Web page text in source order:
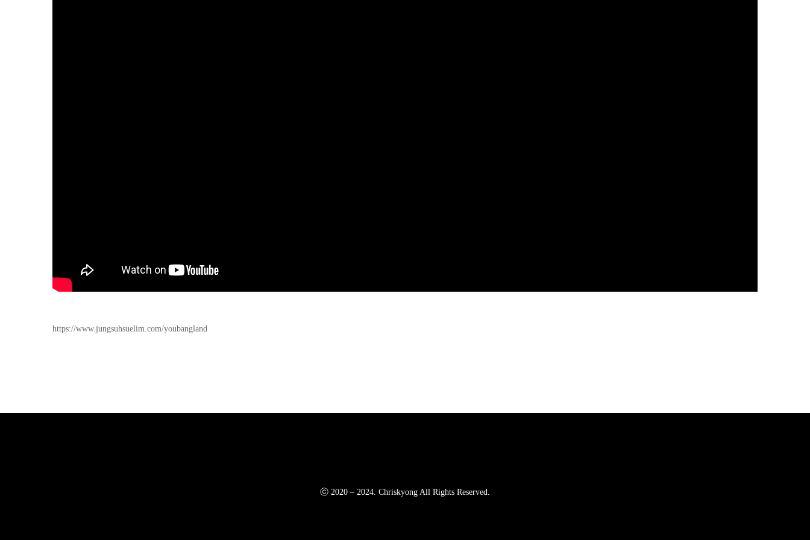
https://www.jungsuhsuelim.com/youbangland
ⓒ 2020 – 2024. Chriskyong All Rights Reserved.